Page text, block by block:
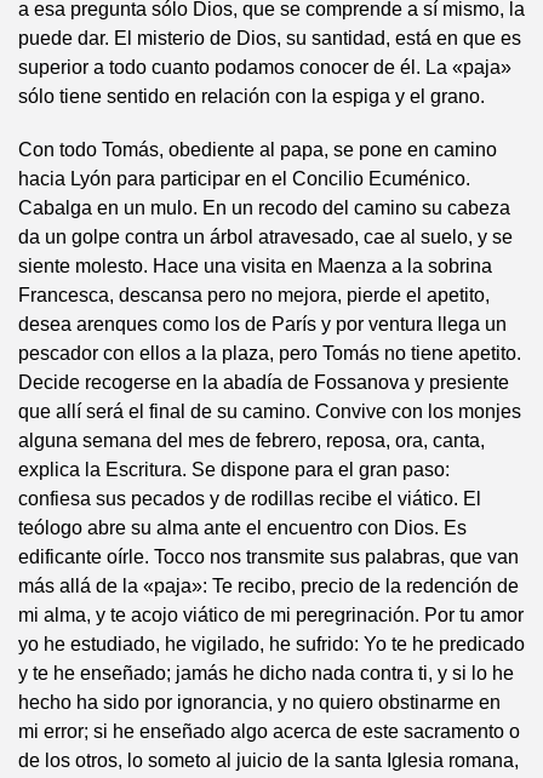
a esa pregunta sólo Dios, que se comprende a sí mismo, la
puede dar. El misterio de Dios, su santidad, está en que es
superior a todo cuanto podamos conocer de él. La «paja»
sólo tiene sentido en relación con la espiga y el grano.
Con todo Tomás, obediente al papa, se pone en camino
hacia Lyón para participar en el Concilio Ecuménico.
Cabalga en un mulo. En un recodo del camino su cabeza
da un golpe contra un árbol atravesado, cae al suelo, y se
siente molesto. Hace una visita en Maenza a la sobrina
Francesca, descansa pero no mejora, pierde el apetito,
desea arenques como los de París y por ventura llega un
pescador con ellos a la plaza, pero Tomás no tiene apetito.
Decide recogerse en la abadía de Fossanova y presiente
que allí será el final de su camino. Convive con los monjes
alguna semana del mes de febrero, reposa, ora, canta,
explica la Escritura. Se dispone para el gran paso:
confiesa sus pecados y de rodillas recibe el viático. El
teólogo abre su alma ante el encuentro con Dios. Es
edificante oírle. Tocco nos transmite sus palabras, que van
más allá de la «paja»: Te recibo, precio de la redención de
mi alma, y te acojo viático de mi peregrinación. Por tu amor
yo he estudiado, he vigilado, he sufrido: Yo te he predicado
y te he enseñado; jamás he dicho nada contra ti, y si lo he
hecho ha sido por ignorancia, y no quiero obstinarme en
mi error; si he enseñado algo acerca de este sacramento o
de los otros, lo someto al juicio de la santa Iglesia romana,